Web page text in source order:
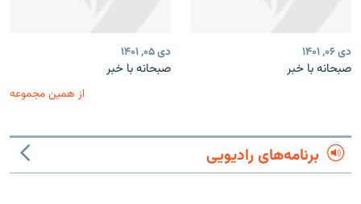
دی ۰۶, ۱۴۰۱
صبحانه با خبر
دی ۰۵, ۱۴۰۱
صبحانه با خبر
از همین مجموعه
برنامه‌های رادیویی